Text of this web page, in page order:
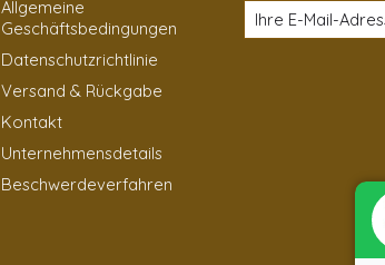
Allgemeine
Geschäftsbedingungen
Datenschutzrichtlinie
Versand & Rückgabe
Kontakt
Unternehmensdetails
Beschwerdeverfahren